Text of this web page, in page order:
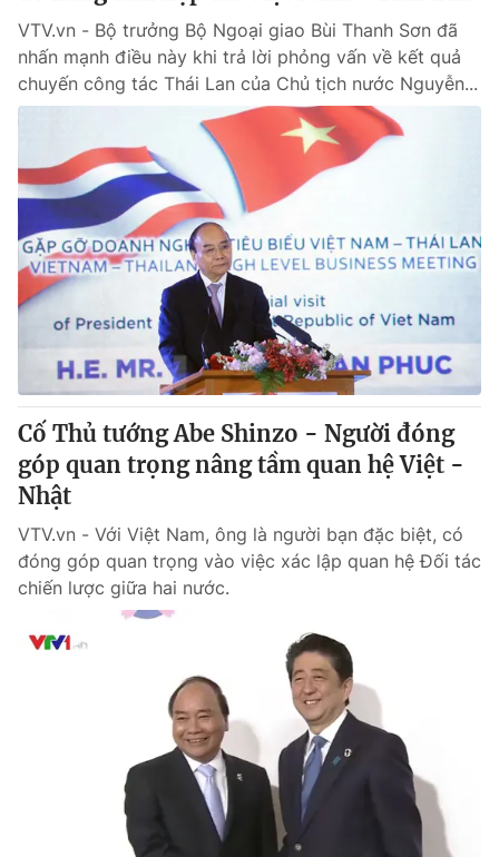
Liên hệ tòa soạn English
Theo dõi báo trên
Cơ quan chủ quản: Đài Truyền hình Việt Nam
Cơ quan báo chí:
Thời báo VTV
Giấy phép hoạt động báo in và báo điện tử số 483/GP-BTTTT
cấp ngày 29/12/2023
Tổng Biên tập:Vũ Thanh Thủy
Phó Tổng Biên tập:Nguyễn Thị Mỹ Hạnh, Phạm Quốc Thắng,
Nguyễn Trọng Ninh
Tổng đài VTV: 024.38 355 931 - 024.38 355 932
Ðiện thoại Thời báo VTV:
toasoan@vtv.vn
Liên hệ quảng cáo:024-7300.7108
VTV.vn - Bộ trưởng Bộ Ngoại giao Bùi Thanh Sơn đã
nhấn mạnh điều này khi trả lời phỏng vấn về kết quả
chuyến công tác Thái Lan của Chủ tịch nước Nguyễn...
Cố Thủ tướng Abe Shinzo - Người đóng
góp quan trọng nâng tầm quan hệ Việt -
Nhật
VTV.vn - Với Việt Nam, ông là người bạn đặc biệt, có
đóng góp quan trọng vào việc xác lập quan hệ Đối tác
chiến lược giữa hai nước.